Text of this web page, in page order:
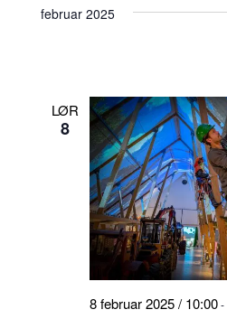
dato.
februar 2025
LØR
8
8 februar 2025 / 10:00-